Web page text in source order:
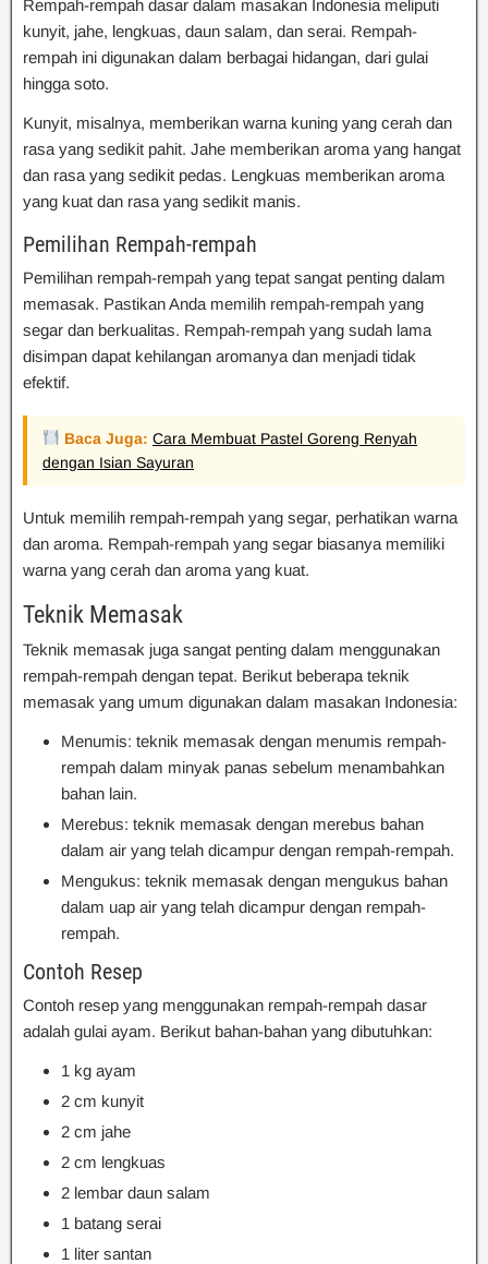
Rempah-rempah dasar dalam masakan Indonesia meliputi
kunyit, jahe, lengkuas, daun salam, dan serai. Rempah-
rempah ini digunakan dalam berbagai hidangan, dari gulai
hingga soto.
Kunyit, misalnya, memberikan warna kuning yang cerah dan
rasa yang sedikit pahit. Jahe memberikan aroma yang hangat
dan rasa yang sedikit pedas. Lengkuas memberikan aroma
yang kuat dan rasa yang sedikit manis.
Pemilihan Rempah-rempah
Pemilihan rempah-rempah yang tepat sangat penting dalam
memasak. Pastikan Anda memilih rempah-rempah yang
segar dan berkualitas. Rempah-rempah yang sudah lama
disimpan dapat kehilangan aromanya dan menjadi tidak
efektif.
Baca Juga: Cara Membuat Pastel Goreng Renyah
dengan Isian Sayuran
Untuk memilih rempah-rempah yang segar, perhatikan warna
dan aroma. Rempah-rempah yang segar biasanya memiliki
warna yang cerah dan aroma yang kuat.
Teknik Memasak
Teknik memasak juga sangat penting dalam menggunakan
rempah-rempah dengan tepat. Berikut beberapa teknik
memasak yang umum digunakan dalam masakan Indonesia:
Menumis: teknik memasak dengan menumis rempah-
rempah dalam minyak panas sebelum menambahkan
bahan lain.
Merebus: teknik memasak dengan merebus bahan
dalam air yang telah dicampur dengan rempah-rempah.
Mengukus: teknik memasak dengan mengukus bahan
dalam uap air yang telah dicampur dengan rempah-
rempah.
Contoh Resep
Contoh resep yang menggunakan rempah-rempah dasar
adalah gulai ayam. Berikut bahan-bahan yang dibutuhkan:
1 kg ayam
2 cm kunyit
2 cm jahe
2 cm lengkuas
2 lembar daun salam
1 batang serai
1 liter santan